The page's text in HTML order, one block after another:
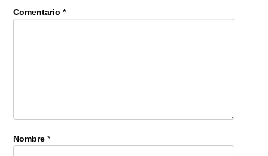
Comentario *
Nombre *